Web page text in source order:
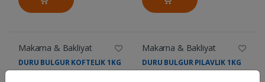
Makarna & Bakliyat
DURU BULGUR KOFTELIK 1KG
Makarna & Bakliyat
DURU BULGUR PILAVLIK 1KG